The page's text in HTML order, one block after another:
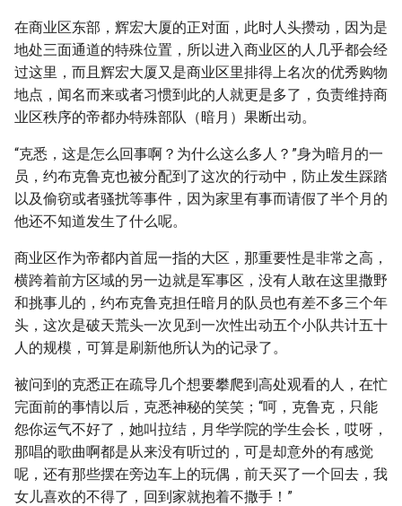
在商业区东部，辉宏大厦的正对面，此时人头攒动，因为是
地处三面通道的特殊位置，所以进入商业区的人几乎都会经
过这里，而且辉宏大厦又是商业区里排得上名次的优秀购物
地点，闻名而来或者习惯到此的人就更是多了，负责维持商
业区秩序的帝都办特殊部队（暗月）果断出动。
“克悉，这是怎么回事啊？为什么这么多人？”身为暗月的一
员，约布克鲁克也被分配到了这次的行动中，防止发生踩踏
以及偷窃或者骚扰等事件，因为家里有事而请假了半个月的
他还不知道发生了什么呢。
商业区作为帝都内首屈一指的大区，那重要性是非常之高，
横跨着前方区域的另一边就是军事区，没有人敢在这里撒野
和挑事儿的，约布克鲁克担任暗月的队员也有差不多三个年
头，这次是破天荒头一次见到一次性出动五个小队共计五十
人的规模，可算是刷新他所认为的记录了。
被问到的克悉正在疏导几个想要攀爬到高处观看的人，在忙
完面前的事情以后，克悉神秘的笑笑；“呵，克鲁克，只能
怨你运气不好了，她叫拉结，月华学院的学生会长，哎呀，
那唱的歌曲啊都是从来没有听过的，可是却意外的有感觉
呢，还有那些摆在旁边车上的玩偶，前天买了一个回去，我
女儿喜欢的不得了，回到家就抱着不撒手！”